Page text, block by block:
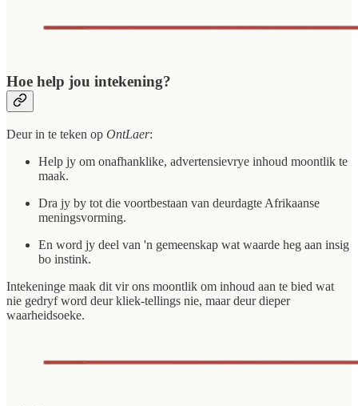
Hoe help jou intekening?
Deur in te teken op OntLaer:
Help jy om onafhanklike, advertensievrye inhoud moontlik te
maak.
Dra jy by tot die voortbestaan van deurdagte Afrikaanse
meningsvorming.
En word jy deel van 'n gemeenskap wat waarde heg aan insig
bo instink.
Intekeninge maak dit vir ons moontlik om inhoud aan te bied wat
nie gedryf word deur kliek-tellings nie, maar deur dieper
waarheidsoeke.